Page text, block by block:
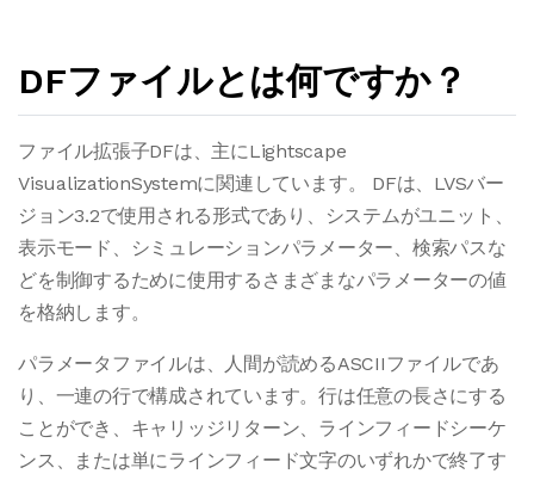
DFファイルとは何ですか？
ファイル拡張子DFは、主にLightscape
VisualizationSystemに関連しています。 DFは、LVSバー
ジョン3.2で使用される形式であり、システムがユニット、
表示モード、シミュレーションパラメーター、検索パスな
どを制御するために使用するさまざまなパラメーターの値
を格納します。
パラメータファイルは、人間が読めるASCIIファイルであ
り、一連の行で構成されています。行は任意の長さにする
ことができ、キャリッジリターン、ラインフィードシーケ
ンス、または単にラインフィード文字のいずれかで終了す